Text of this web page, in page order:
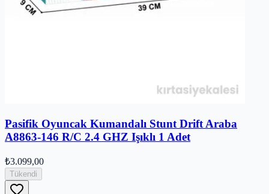
Pasifik Oyuncak Kumandalı Stunt Drift Araba
A8863-146 R/C 2.4 GHZ Işıklı 1 Adet
₺3.099,00
Tükendi